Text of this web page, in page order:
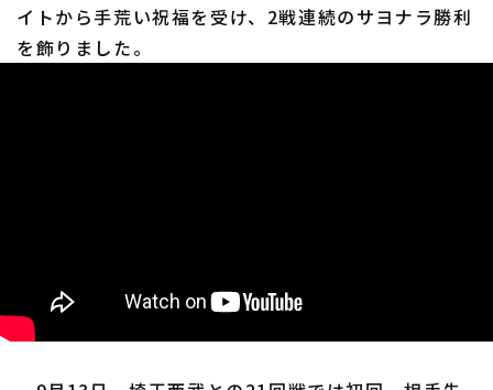
イトから手荒い祝福を受け、2戦連続のサヨナラ勝利
を飾りました。